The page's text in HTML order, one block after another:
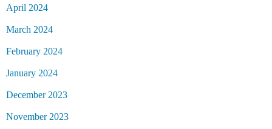
April 2024
March 2024
February 2024
January 2024
December 2023
November 2023